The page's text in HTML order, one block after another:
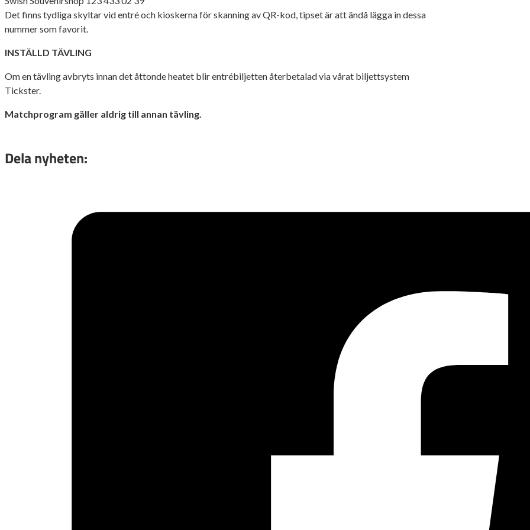
Det finns tydliga skyltar vid entré och kioskerna för skanning av QR-kod, tipset är att ändå lägga in dessa
nummer som favorit.
INSTÄLLD TÄVLING
Om en tävling avbryts innan det åttonde heatet blir entrébiljetten återbetalad via vårat biljettsystem
Tickster.
Matchprogram gäller aldrig till annan tävling.
Dela nyheten: